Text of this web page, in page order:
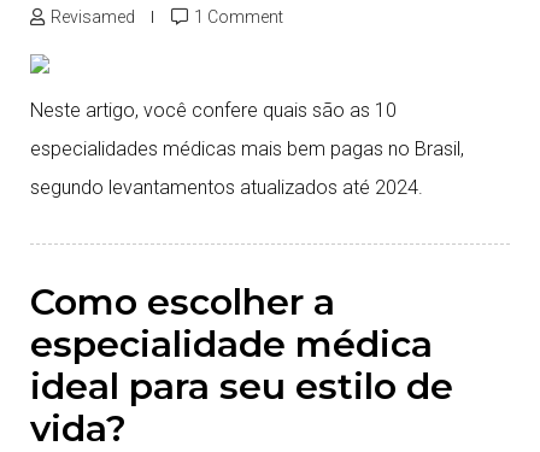
Revisamed 1 Comment
Neste artigo, você confere quais são as 10
especialidades médicas mais bem pagas no Brasil,
segundo levantamentos atualizados até 2024.
Como escolher a
especialidade médica
ideal para seu estilo de
vida?